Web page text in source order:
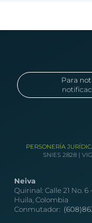
Para
PERSONERÍA
SNIES 2828 |
Neiva
Quirinal: Calle 21 No. 6
Huila, Colombia
Conmutador: